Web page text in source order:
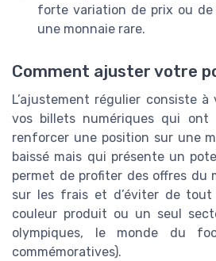
forte variation de prix ou
une monnaie rare.
Comment ajuster votre
L’ajustement régulier consiste
vos billets numériques qui ont
renforcer une position sur une
baissé mais qui présente un
permet de profiter des offres du
sur les frais et d’éviter de
couleur produit ou un seul
olympiques, le monde du
commémoratives).